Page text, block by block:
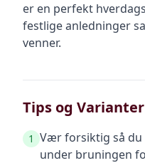
er en perfekt
festlige anledninger
venner.
Tips og Varianter
1 Vær forsiktig så
under bruningen